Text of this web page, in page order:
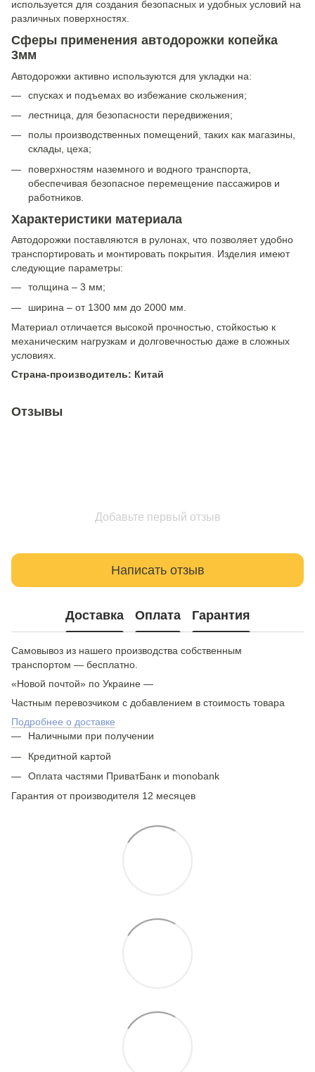
используется для создания безопасных и удобных условий на
различных поверхностях.
Сферы применения автодорожки копейка
3мм
Автодорожки активно используются для укладки на:
спусках и подъемах во избежание скольжения;
лестница, для безопасности передвижения;
полы производственных помещений, таких как магазины,
склады, цеха;
поверхностям наземного и водного транспорта,
обеспечивая безопасное перемещение пассажиров и
работников.
Характеристики материала
Автодорожки поставляются в рулонах, что позволяет удобно
транспортировать и монтировать покрытия. Изделия имеют
следующие параметры:
толщина – 3 мм;
ширина – от 1300 мм до 2000 мм.
Материал отличается высокой прочностью, стойкостью к
механическим нагрузкам и долговечностью даже в сложных
условиях.
Страна-производитель: Китай
Отзывы
Добавьте первый отзыв
Написать отзыв
Доставка Оплата Гарантия
Самовывоз из нашего производства собственным
транспортом — бесплатно.
«Новой почтой» по Украине —
Частным перевозчиком с добавлением в стоимость товара
Подробнее о доставке
Наличными при получении
Кредитной картой
Оплата частями ПриватБанк и monobank
Гарантия от производителя 12 месяцев